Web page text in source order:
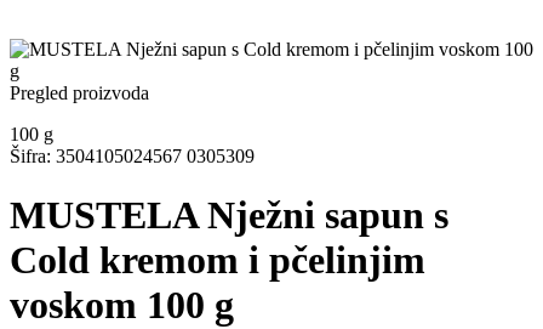
Pregled proizvoda
100 g
Šifra: 3504105024567 0305309
MUSTELA Nježni sapun s
Cold kremom i pčelinjim
voskom 100 g